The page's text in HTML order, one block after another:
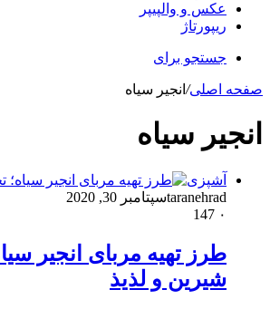
عکس و والپیپر
ریپورتاژ
جستجو برای
صفحه اصلی/ انجیر سیاه
انجیر سیاه
آشپزی
taranehradسپتامبر 30, 2020
۰
طرز تهیه مربای انجیر
شیرین و لذیذ